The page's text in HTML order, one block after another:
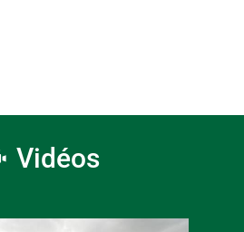
Vidéos